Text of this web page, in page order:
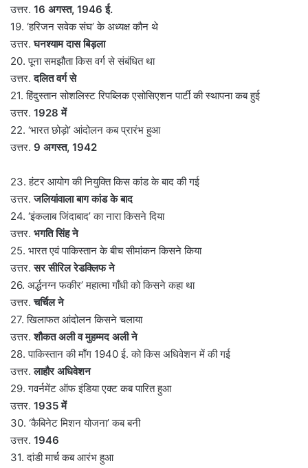
उत्तर. 16 अगस्त, 1946 ई.
19. ‘हरिजन सवेक संघ’ के अध्यक्ष कौन थे
उत्तर.घनश्याम दास बिड़ला
20. पूना समझौता किस वर्ग से संबंधित था
उत्तर.दलित वर्ग से
21. हिंदुस्तान सोशलिस्ट रिपब्लिक एसोसिएशन पार्टी की स्थापना कब हुई
उत्तर. 1928 में
22. ‘भारत छोड़ो’ आंदोलन कब प्रारंभ हुआ
उत्तर. 9 अगस्त, 1942
23. हंटर आयोग की नियुक्ति किस कांड के बाद की गई
उत्तर.जलियांवाला बाग कांड के बाद
24. ‘इंकलाब जिंदाबाद’ का नारा किसने दिया
उत्तर. भगति सिंह ने
25. भारत एवं पाकिस्तान के बीच सीमांकन किसने किया
उत्तर.सर सीरिल रेडक्लिफ ने
26. अर्द्धनग्न फकीर’ महात्मा गाँधी को किसने कहा था
उत्तर.चर्चिल ने
27. खिलाफत आंदोलन किसने चलाया
उत्तर.शौकत अली व मुहम्मद अली ने
28. पाकिस्तान की माँग 1940 ई. को किस अधिवेशन में की गई
उत्तर.लाहौर अधिवेशन
29. गवर्नमेंट ऑफ इंडिया एक्ट कब पारित हुआ
उत्तर. 1935 में
30. ‘कैबिनेट मिशन योजना’ कब बनी
उत्तर. 1946
31. दांडी मार्च कब आरंभ हुआ